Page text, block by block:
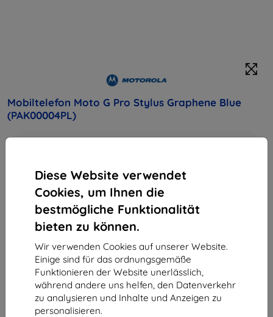
Diese Website verwendet
Cookies, um Ihnen die
bestmögliche Funktionalität
bieten zu können.
Wir verwenden Cookies auf unserer Website.
Einige sind für das ordnungsgemäße
Funktionieren der Website unerlässlich,
während andere uns helfen, den Datenverkehr
zu analysieren und Inhalte und Anzeigen zu
personalisieren.
Mobiltelefon Moto G Pro Stylus Graphene Blue
(PAK00004PL)
Galaxy A5 (2017) ponúka jedinečný vzhľad vďaka 3D
zadnému sklu v kombinácii s 5.2" Super AMOLED displejom.
Čisté línie a precízne výrobné spracovanie zaujmú na prvý
pohľad
Produktbeschreibung
206,91 €
186,21 €
ohne MWSt156,48 €